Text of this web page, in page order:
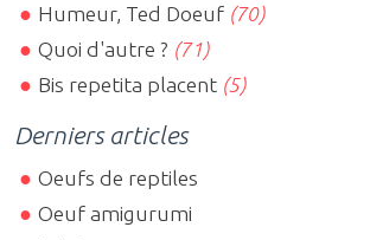
Humeur, Ted Doeuf (70)
Quoi d'autre ? (71)
Bis repetita placent (5)
Derniers articles
Oeufs de reptiles
Oeuf amigurumi